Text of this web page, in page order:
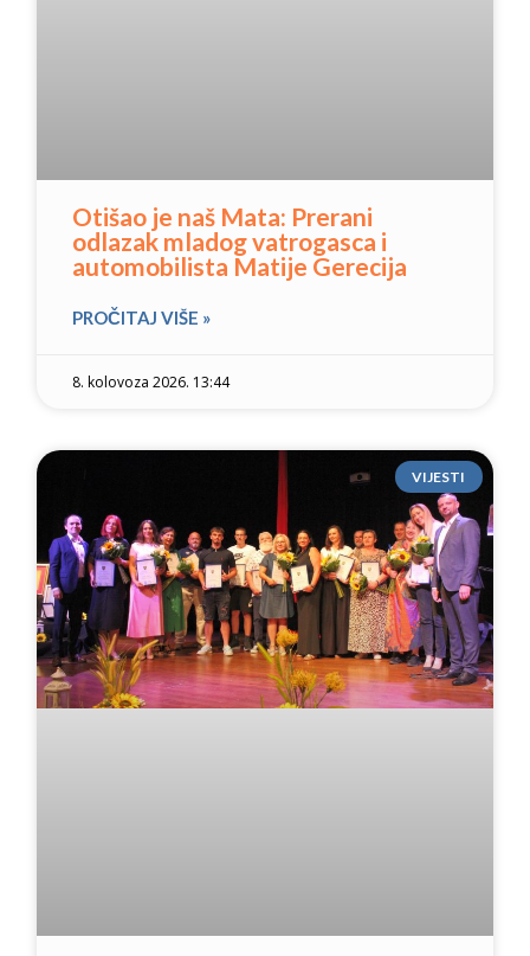
Otišao je naš Mata: Prerani
odlazak mladog vatrogasca i
automobilista Matije Gerecija
PROČITAJ VIŠE »
8. kolovoza 2026. 13:44
VIJESTI